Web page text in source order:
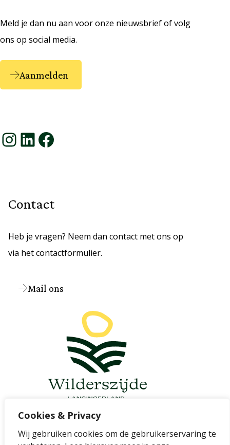
Cookies & Privacy
Wij gebruiken cookies om de gebruikerservaring te
Meld je dan nu aan voor onze nieuwsbrief of volg
ons op social media.
Aanmelden
InstagramLinkedIn Facebook
Contact
Heb je vragen? Neem dan contact met ons op
via het contactformulier.
Mail ons
Cookievoorkeuren wijzigen